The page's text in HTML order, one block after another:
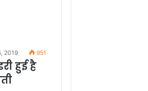
2019 951
हुई है